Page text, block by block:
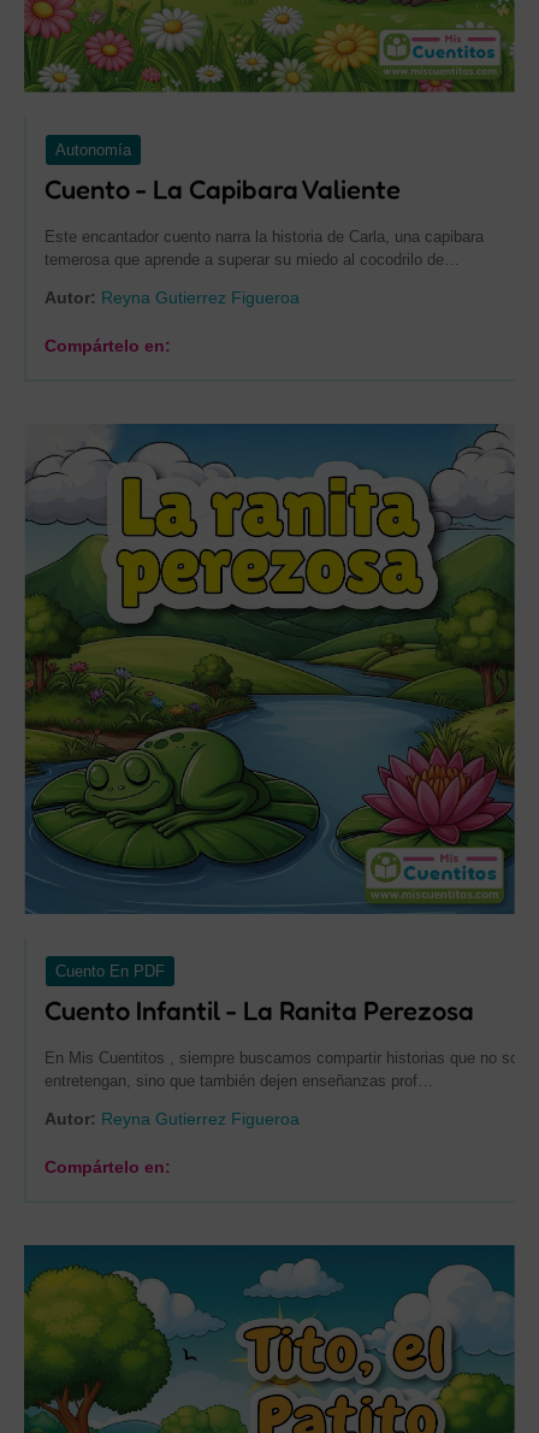
Autonomía
Cuento - La Capibara Valiente
Este encantador cuento narra la historia de Carla, una capibara
temerosa que aprende a superar su miedo al cocodrilo de…
Autor: Reyna Gutierrez Figueroa
Compártelo en:
Cuento En PDF
Cuento Infantil - La Ranita Perezosa
En Mis Cuentitos , siempre buscamos compartir historias que no solo
entretengan, sino que también dejen enseñanzas prof…
Autor: Reyna Gutierrez Figueroa
Compártelo en: